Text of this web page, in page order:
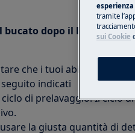
bucato dopo il lavaggio
che i tuoi abiti entrino
indicati
di prelavaggio. Il ciclo
la giusta quantità di
tramite
sui Cookie